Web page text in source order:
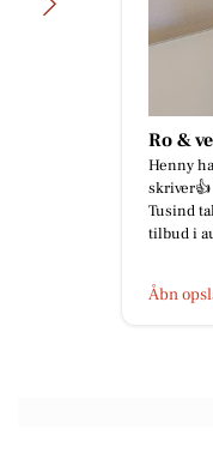
Ro &
Henny
Tusind
tilbud i
Åbn